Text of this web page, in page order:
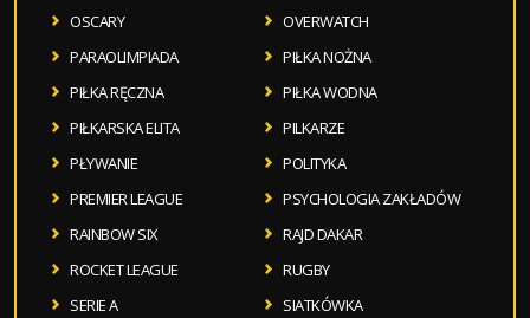
OSCARY
OVERWATCH
PARAOLIMPIADA
PIŁKA NOŻNA
PIŁKA RĘCZNA
PIŁKA WODNA
PIŁKARSKA ELITA
PILKARZE
PŁYWANIE
POLITYKA
PREMIER LEAGUE
PSYCHOLOGIA ZAKŁADÓW
RAINBOW SIX
RAJD DAKAR
ROCKET LEAGUE
RUGBY
SERIE A
SIATKÓWKA